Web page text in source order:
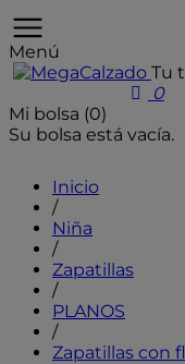
Menú
Tu
0
Mi bolsa (0)
Su bolsa está vacía.
Inicio
/
Niña
/
Zapatillas
/
PLANOS
/
Zapatillas con